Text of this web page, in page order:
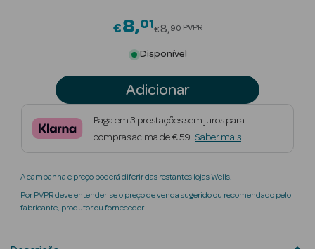
Beauty Season
Maquilhagem
Beauty Season
Perfumes
€8 01Price reduced from
€8 90 PVPR
Disponível
Adicionar
Paga em 3 prestações sem juros para
compras acima de € 59. Saber mais
A campanha e preço poderá diferir das restantes lojas Wells.
Por PVPR deve entender-se o preço de venda sugerido ou recomendado pelo
fabricante, produtor ou fornecedor.